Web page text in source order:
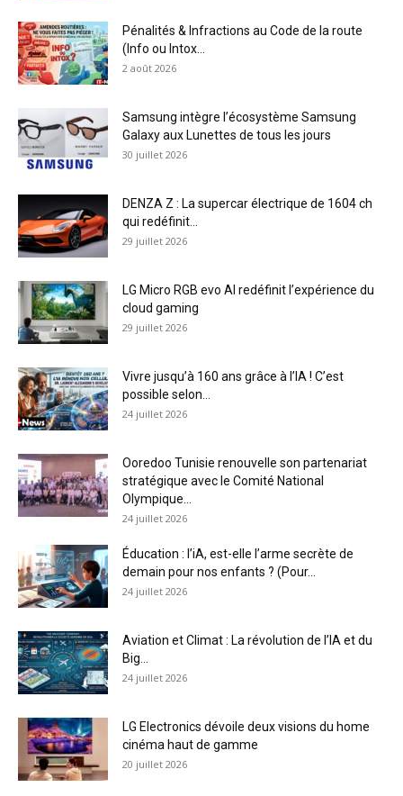
Pénalités & Infractions au Code de la route
(Info ou Intox...
2 août 2026
Samsung intègre l’écosystème Samsung
Galaxy aux Lunettes de tous les jours
30 juillet 2026
DENZA Z : La supercar électrique de 1604 ch
qui redéfinit...
29 juillet 2026
LG Micro RGB evo AI redéfinit l’expérience du
cloud gaming
29 juillet 2026
Vivre jusqu’à 160 ans grâce à l’IA ! C’est
possible selon...
24 juillet 2026
Ooredoo Tunisie renouvelle son partenariat
stratégique avec le Comité National
Olympique...
24 juillet 2026
Éducation : l’iA, est-elle l’arme secrète de
demain pour nos enfants ? (Pour...
24 juillet 2026
Aviation et Climat : La révolution de l’IA et du
Big...
24 juillet 2026
LG Electronics dévoile deux visions du home
cinéma haut de gamme
20 juillet 2026